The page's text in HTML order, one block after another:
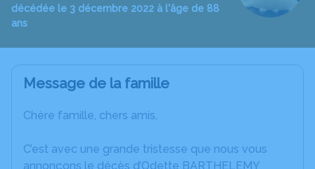
décédée le 3 décembre 2022 à l'âge de 88
ans
Message de la famille
Chère famille, chers amis,
C’est avec une grande tristesse que nous vous
annonçons le décès d’Odette BARTHELEMY